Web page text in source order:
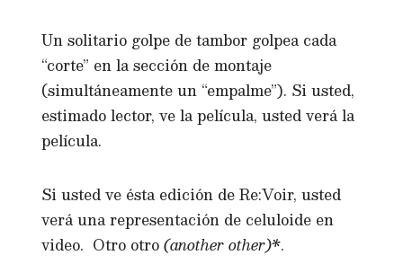
Un solitario golpe de tambor golpea cada
“corte” en la sección de montaje
(simultáneamente un “empalme”). Si usted,
estimado lector, ve la película, usted verá la
película.
Si usted ve ésta edición de Re:Voir, usted
verá una representación de celuloide en
video. Otro otro(another other)*.